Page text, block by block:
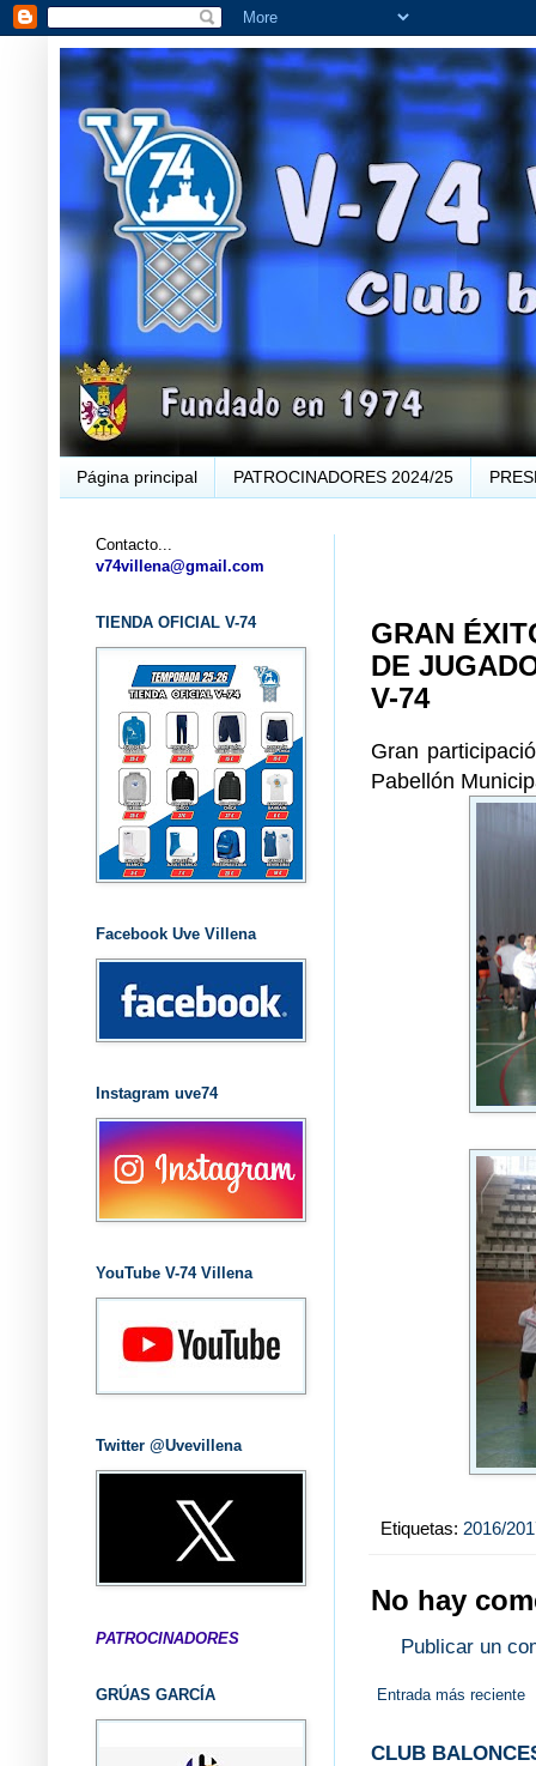
Página principal PATROCINADORES 2024/25
GRAN
DE
V-74
Gran
Pabellón
Etiquetas: 2016/
No hay
Publicar un
Entrada más reciente
CLUB
Contacto...
v74villena@gmail.com
TIENDA OFICIAL V-74
Facebook Uve Villena
Instagram uve74
YouTube V-74 Villena
Twitter @Uvevillena
PATROCINADORES
GRÚAS GARCÍA